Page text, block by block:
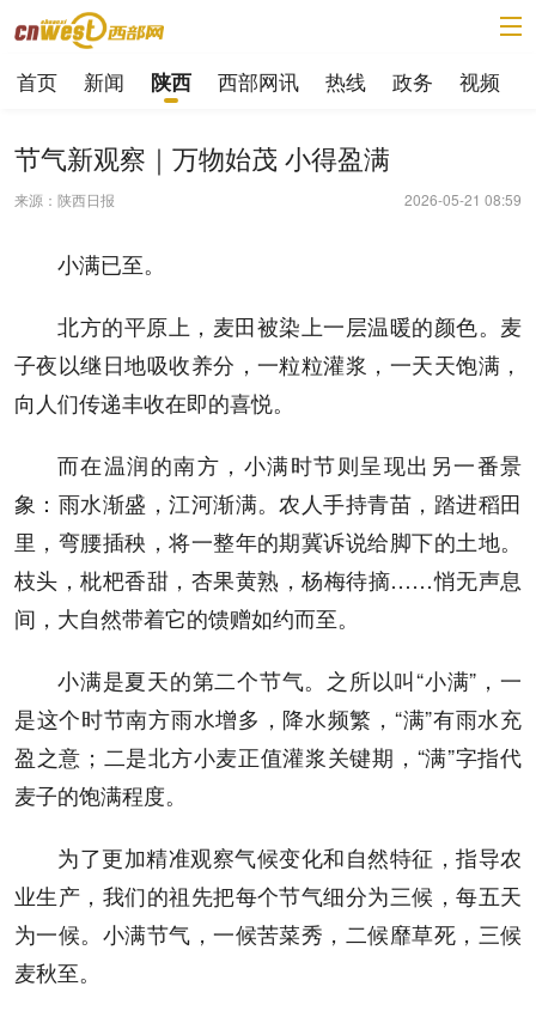
首页 新闻 陕西 西部网讯 热线 政务 视频
节气新观察｜万物始茂 小得盈满
来源：陕西日报 2026-05-21 08:59
小满已至。
北方的平原上，麦田被染上一层温暖的颜色。麦
子夜以继日地吸收养分，一粒粒灌浆，一天天饱满，
向人们传递丰收在即的喜悦。
而在温润的南方，小满时节则呈现出另一番景
象：雨水渐盛，江河渐满。农人手持青苗，踏进稻田
里，弯腰插秧，将一整年的期冀诉说给脚下的土地。
枝头，枇杷香甜，杏果黄熟，杨梅待摘……悄无声息
间，大自然带着它的馈赠如约而至。
小满是夏天的第二个节气。之所以叫“小满”，一
是这个时节南方雨水增多，降水频繁，“满”有雨水充
盈之意；二是北方小麦正值灌浆关键期，“满”字指代
麦子的饱满程度。
为了更加精准观察气候变化和自然特征，指导农
业生产，我们的祖先把每个节气细分为三候，每五天
为一候。小满节气，一候苦菜秀，二候靡草死，三候
麦秋至。